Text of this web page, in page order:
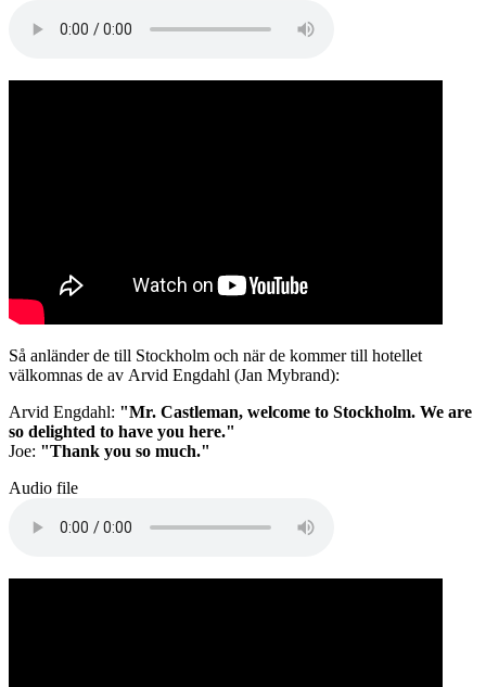
Så anländer de till Stockholm och när de kommer till hotellet
välkomnas de av Arvid Engdahl (Jan Mybrand):
Arvid Engdahl: "Mr. Castleman, welcome to Stockholm. We are
so delighted to have you here."
Joe: "Thank you so much."
Audio file